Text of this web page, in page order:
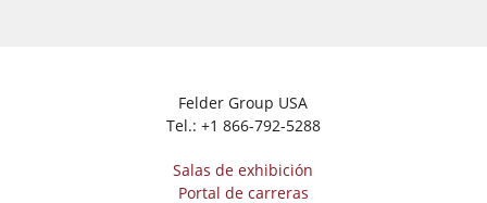
Felder Group USA
Tel.: +1 866-792-5288
Salas de exhibición
Portal de carreras